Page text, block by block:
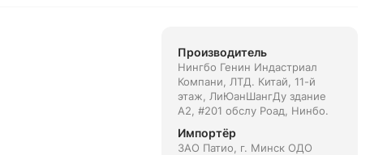
Производитель
Нингбо Генин Индастриал
Компани, ЛТД. Китай, 11-й
этаж, ЛиЮанШангДу здание
А2, #201 обслу Роад, Нинбо.
Импортёр
ЗАО Патио, г. Минск ОДО